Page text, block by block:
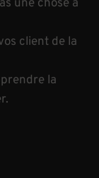
une chose à
client de la
la